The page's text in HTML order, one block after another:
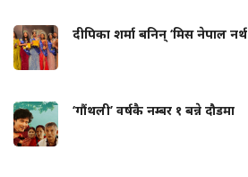
दीपिका शर्मा बनिन् ‘मिस नेपाल
‘गौंथली’ वर्षकै नम्बर १ बन्ने दौडमा